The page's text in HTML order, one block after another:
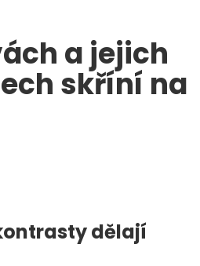
a jejich
skříní na
dělají